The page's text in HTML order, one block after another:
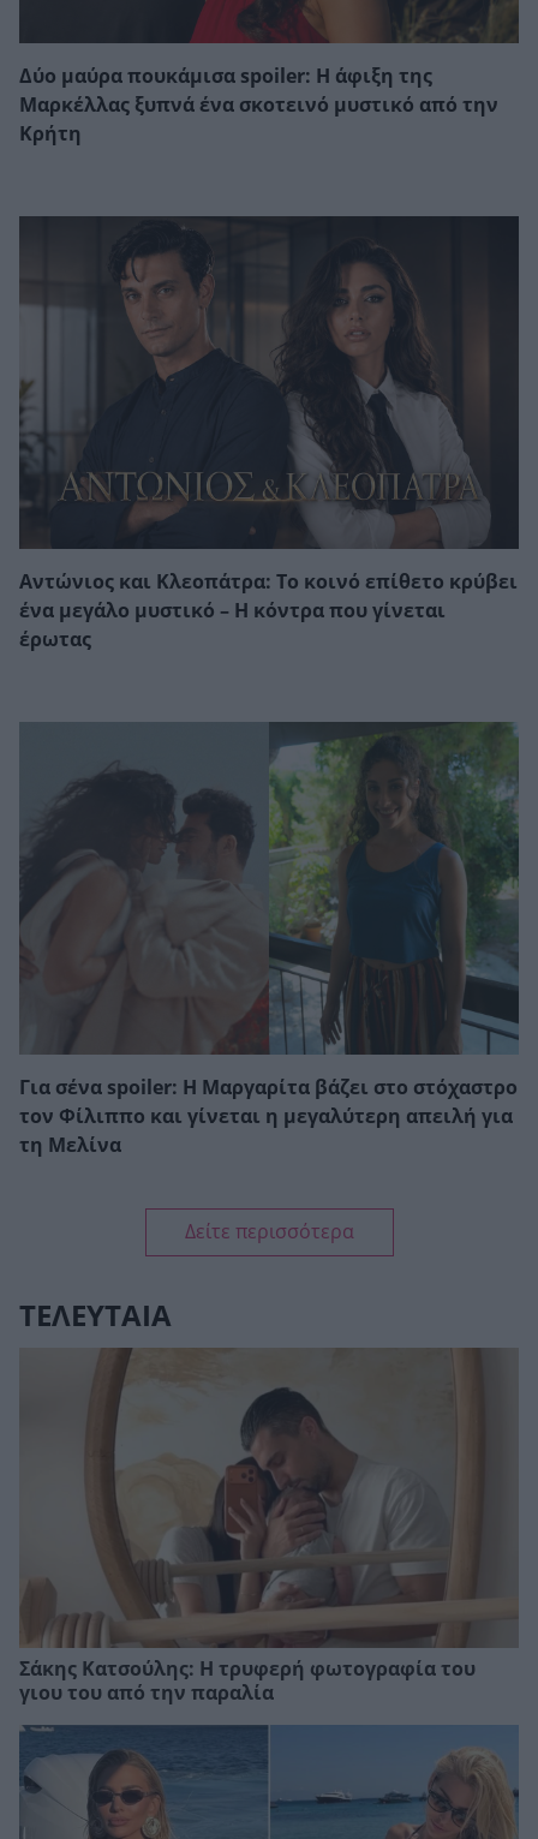
Δύο μαύρα πουκάμισα spoiler: Η άφιξη της
Μαρκέλλας ξυπνά ένα σκοτεινό μυστικό από την
Κρήτη
Αντώνιος και Κλεοπάτρα: Το κοινό επίθετο κρύβει
ένα μεγάλο μυστικό – Η κόντρα που γίνεται
έρωτας
Για σένα spoiler: Η Μαργαρίτα βάζει στο στόχαστρο
τον Φίλιππο και γίνεται η μεγαλύτερη απειλή για
τη Μελίνα
Δείτε περισσότερα
ΤΕΛΕΥΤΑΙΑ
Σάκης Κατσούλης: Η τρυφερή φωτογραφία του
γιου του από την παραλία